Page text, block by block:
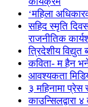
‘महिला
सहिद स्मृति
राजनीतिक
त्रिदेशीय विद्युत
कविता- म हैन
आवश्यकता
३ महिनामा
काउन्सिलद्वारा